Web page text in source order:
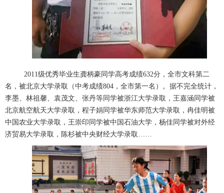
2011 级优秀毕业生龚柄豪同学高考成绩632分，全市文科第二
名，被北京大学录取（中考成绩804 ，全市第一名）。据不完全统计，
李墨、林祖馨、袁茂文、张丹等同学被浙江大学录取，王嘉涵同学被
北京航空航天大学录取，程子娟同学被华东师范大学录取，冉佳明被
中国农业大学录取，王崇印同学被中国石油大学，杨佳同学被对外经
济贸易大学录取，陈杉被中央财经大学录取……